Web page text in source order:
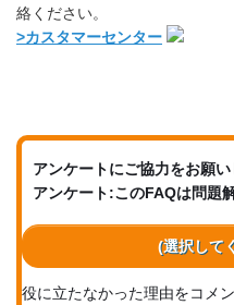
絡ください。
>カスタマーセンター
アンケートにご協力をお願い
アンケート:このFAQは問題
(選択して
役に立たなかった理由をコメ